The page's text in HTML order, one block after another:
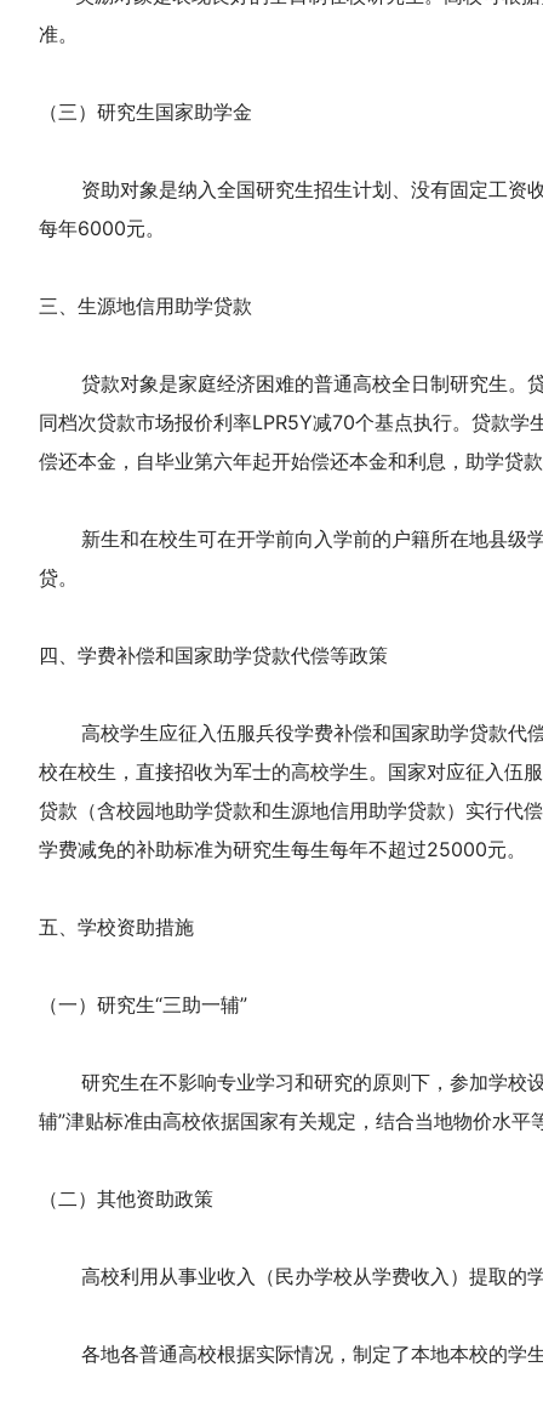
准。
（三）研究生国家助学金
资助对象是纳入全国研究生招生计划、没有固定工资
每年6000元。
三、生源地信用助学贷款
贷款对象是家庭经济困难的普通高校全日制研究生。
同档次贷款市场报价利率LPR5Y减70个基点执行。贷款
偿还本金，自毕业第六年起开始偿还本金和利息，助学贷
新生和在校生可在开学前向入学前的户籍所在地县级学
贷。
四、学费补偿和国家助学贷款代偿等政策
高校学生应征入伍服兵役学费补偿和国家助学贷款代偿
校在校生，直接招收为军士的高校学生。国家对应征入伍
贷款（含校园地助学贷款和生源地信用助学贷款）实行代
学费减免的补助标准为研究生每生每年不超过25000元。
五、学校资助措施
（一）研究生“三助一辅”
研究生在不影响专业学习和研究的原则下，参加学校设
辅”津贴标准由高校依据国家有关规定，结合当地物价水平
（二）其他资助政策
高校利用从事业收入（民办学校从学费收入）提取的
各地各普通高校根据实际情况，制定了本地本校的学